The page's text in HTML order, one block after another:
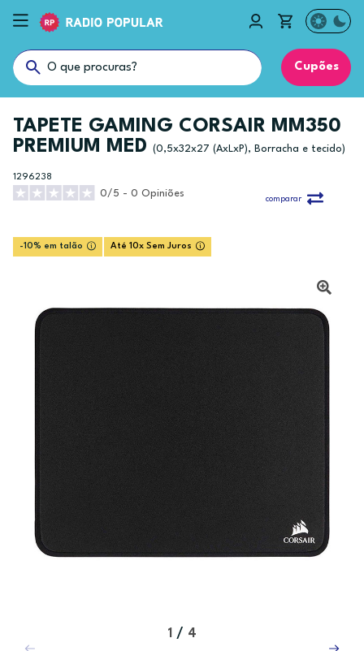
Cupões
TAPETE GAMING CORSAIR MM350
PREMIUM MED
(0,5x32x27 (AxLxP), Borracha e tecido)
1296238
0/5 - 0 Opiniões
comparar
-10% em talão Até 10x Sem Juros
1 / 4